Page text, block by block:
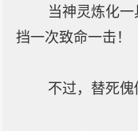
当神灵炼化一具
挡一次致命一击！
不过，替死傀儡